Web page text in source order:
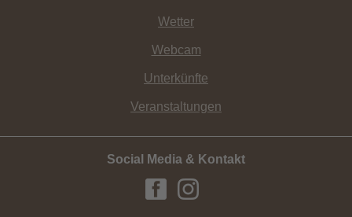
Wetter
Webcam
Unterkünfte
Veranstaltungen
Social Media & Kontakt